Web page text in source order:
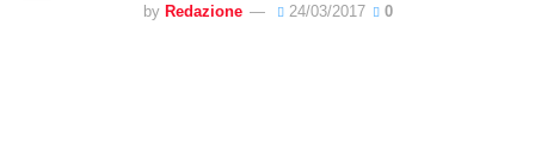
by Redazione 24/03/2017 0